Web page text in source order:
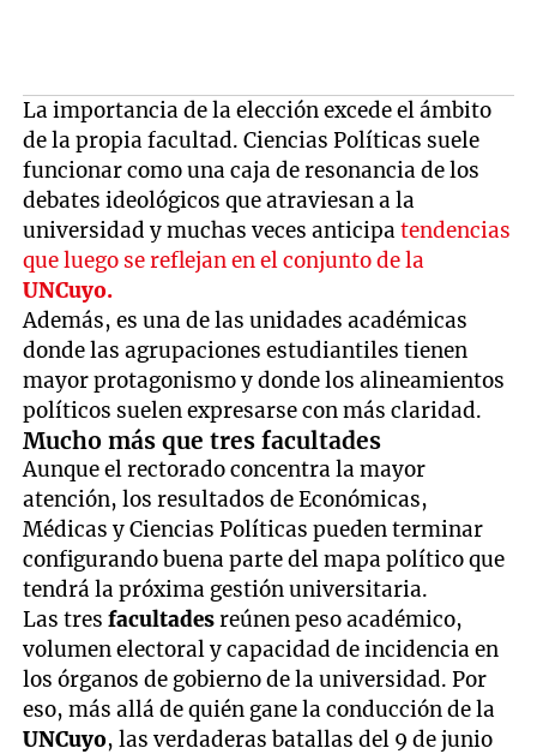
La importancia de la elección excede el ámbito
de la propia facultad. Ciencias Políticas suele
funcionar como una caja de resonancia de los
debates ideológicos que atraviesan a la
universidad y muchas veces anticipatendencias
que luego se reflejan en el conjunto de la
UNCuyo.
Además, es una de las unidades académicas
donde las agrupaciones estudiantiles tienen
mayor protagonismo y donde los alineamientos
políticos suelen expresarse con más claridad.
Mucho más que tres facultades
Aunque el rectorado concentra la mayor
atención, los resultados de Económicas,
Médicas y Ciencias Políticas pueden terminar
configurando buena parte del mapa político que
tendrá la próxima gestión universitaria.
Las tresfacultadesreúnen peso académico,
volumen electoral y capacidad de incidencia en
los órganos de gobierno de la universidad. Por
eso, más allá de quién gane la conducción de la
UNCuyo, las verdaderas batallas del 9 de junio